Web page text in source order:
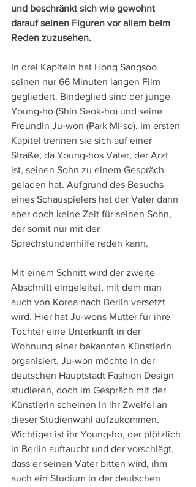
und beschränkt sich wie gewohnt
darauf seinen Figuren vor allem beim
Reden zuzusehen.
In drei Kapiteln hat Hong Sangsoo
seinen nur 66 Minuten langen Film
gegliedert. Bindeglied sind der junge
Young-ho (Shin Seok-ho) und seine
Freundin Ju-won (Park Mi-so). Im ersten
Kapitel trennen sie sich auf einer
Straße, da Young-hos Vater, der Arzt
ist, seinen Sohn zu einem Gespräch
geladen hat. Aufgrund des Besuchs
eines Schauspielers hat der Vater dann
aber doch keine Zeit für seinen Sohn,
der somit nur mit der
Sprechstundenhilfe reden kann.
Mit einem Schnitt wird der zweite
Abschnitt eingeleitet, mit dem man
auch von Korea nach Berlin versetzt
wird. Hier hat Ju-wons Mutter für ihre
Tochter eine Unterkunft in der
Wohnung einer bekannten Künstlerin
organisiert. Ju-won möchte in der
deutschen Hauptstadt Fashion Design
studieren, doch im Gespräch mit der
Künstlerin scheinen in ihr Zweifel an
dieser Studienwahl aufzukommen.
Wichtiger ist ihr Young-ho, der plötzlich
in Berlin auftaucht und der vorschlägt,
dass er seinen Vater bitten wird, ihm
auch ein Studium in der deutschen